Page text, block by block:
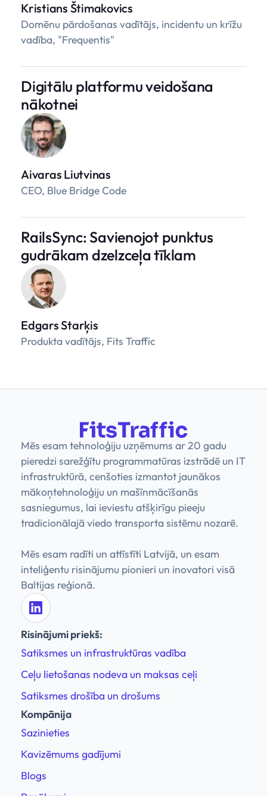
Kristians Štimakovics
Domēnu pārdošanas vadītājs, incidentu un krīžu
vadība, "Frequentis"
Digitālu platformu veidošana
nākotnei
Aivaras Liutvinas
CEO, Blue Bridge Code
RailsSync: Savienojot punktus
gudrākam dzelzceļa tīklam
Edgars Starķis
Produkta vadītājs, Fits Traffic
Mēs esam tehnoloģiju uzņēmums ar 20 gadu
pieredzi sarežģītu programmatūras izstrādē un IT
infrastruktūrā, cenšoties izmantot jaunākos
mākoņtehnoloģiju un mašīnmācīšanās
sasniegumus, lai ieviestu atšķirīgu pieeju
tradicionālajā viedo transporta sistēmu nozarē.
Mēs esam radīti un attīstīti Latvijā, un esam
inteliģentu risinājumu pionieri un inovatori visā
Baltijas reģionā.
Risinājumi priekš:
Satiksmes un infrastruktūras vadība
Ceļu lietošanas nodeva un maksas ceļi
Satiksmes drošība un drošums
Kompānija
Sazinieties
Kavizēmums gadījumi
Blogs